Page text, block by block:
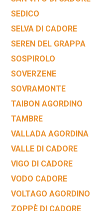
SEDICO
SELVA DI CADORE
SEREN DEL GRAPPA
SOSPIROLO
SOVERZENE
SOVRAMONTE
TAIBON AGORDINO
TAMBRE
VALLADA AGORDINA
VALLE DI CADORE
VIGO DI CADORE
VODO CADORE
VOLTAGO AGORDINO
ZOPPÈ DI CADORE